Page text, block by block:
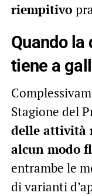
riempitivo
Quando
tiene a
Stagione del
delle attività
alcun modo
entrambe le
di varianti